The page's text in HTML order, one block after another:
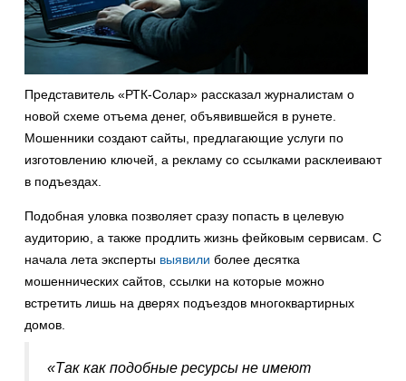
Представитель «РТК-Солар» рассказал журналистам о
новой схеме отъема денег, объявившейся в рунете.
Мошенники создают сайты, предлагающие услуги по
изготовлению ключей, а рекламу со ссылками расклеивают
в подъездах.
Подобная уловка позволяет сразу попасть в целевую
аудиторию, а также продлить жизнь фейковым сервисам. С
начала лета эксперты выявили более десятка
мошеннических сайтов, ссылки на которые можно
встретить лишь на дверях подъездов многоквартирных
домов.
«Так как подобные ресурсы не имеют